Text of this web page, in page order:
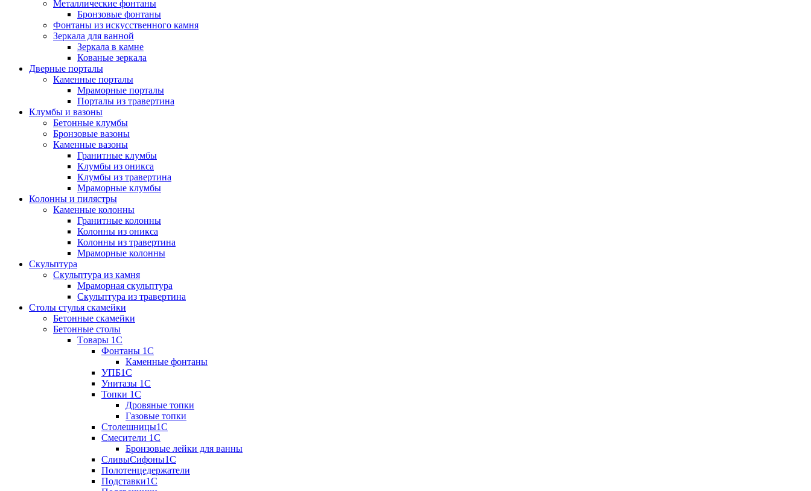
Металлические фонтаны
Бронзовые фонтаны
Фонтаны из искусственного камня
Зеркала для ванной
Зеркала в камне
Кованые зеркала
Дверные порталы
Каменные порталы
Мраморные порталы
Порталы из травертина
Клумбы и вазоны
Бетонные клумбы
Бронзовые вазоны
Каменные вазоны
Гранитные клумбы
Клумбы из оникса
Клумбы из травертина
Мраморные клумбы
Колонны и пилястры
Каменные колонны
Гранитные колонны
Колонны из оникса
Колонны из травертина
Мраморные колонны
Скульптура
Скульптура из камня
Мраморная скульптура
Скульптура из травертина
Столы стулья скамейки
Бетонные скамейки
Бетонные столы
Tовары 1C
Фонтаны 1C
Каменные фонтаны
УПБ1С
Унитазы 1С
Топки 1С
Дровяные топки
Газовые топки
Столешницы1С
Смесители 1С
Бронзовые лейки для ванны
СливыСифоны1С
Полотенцедержатели
Подставки1С